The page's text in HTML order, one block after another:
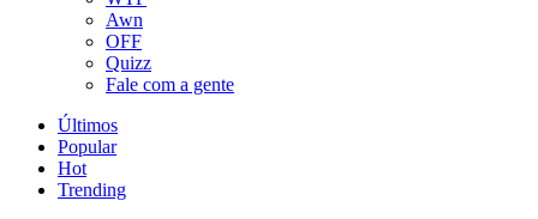
Awn
OFF
Quizz
Fale com a gente
Últimos
Popular
Hot
Trending